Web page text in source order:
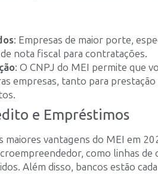
: Empresas de maior porte,
nota fiscal para contratações.
: O CNPJ do MEI permite que
empresas, tanto para prestação
e Empréstimos
maiores vantagens do MEI em
como linhas de
Além disso, bancos estão